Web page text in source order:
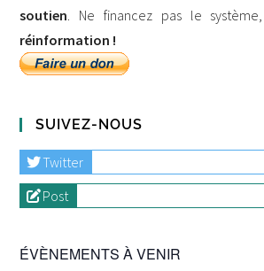
soutien. Ne financez pas le système,
réinformation !
SUIVEZ-NOUS
Twitter
Post
ÉVÈNEMENTS À VENIR